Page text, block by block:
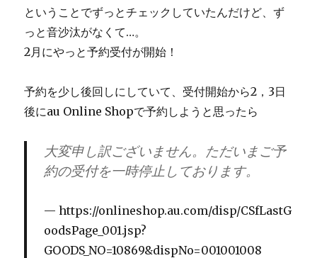
ということでずっとチェックしていたんだけど、ず
っと音沙汰がなくて…。
2月にやっと予約受付が開始！
予約を少し後回しにしていて、受付開始から2，3日
後にau Online Shopで予約しようと思ったら
大変申し訳ございません。ただいまご予
約の受付を一時停止しております。
https://onlineshop.au.com/disp/CSfLastG
oodsPage_001.jsp?
GOODS_NO=10869&dispNo=001001008